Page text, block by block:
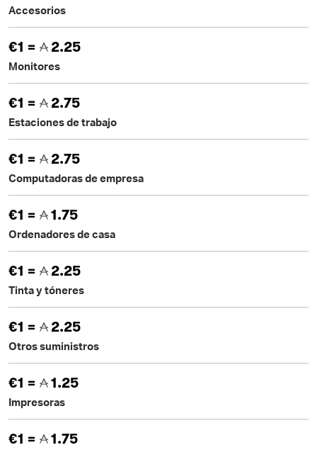
Accesorios
€1 = 2.25
Monitores
€1 = 2.75
Estaciones de trabajo
€1 = 2.75
Computadoras de empresa
€1 = 1.75
Ordenadores de casa
€1 = 2.25
Tinta y tóneres
€1 = 2.25
Otros suministros
€1 = 1.25
Impresoras
€1 = 1.75